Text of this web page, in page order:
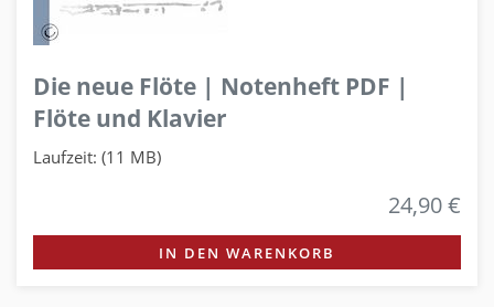
Die neue Flöte | Notenheft PDF |
Flöte und Klavier
Laufzeit: (11 MB)
24,90 €
IN DEN WARENKORB